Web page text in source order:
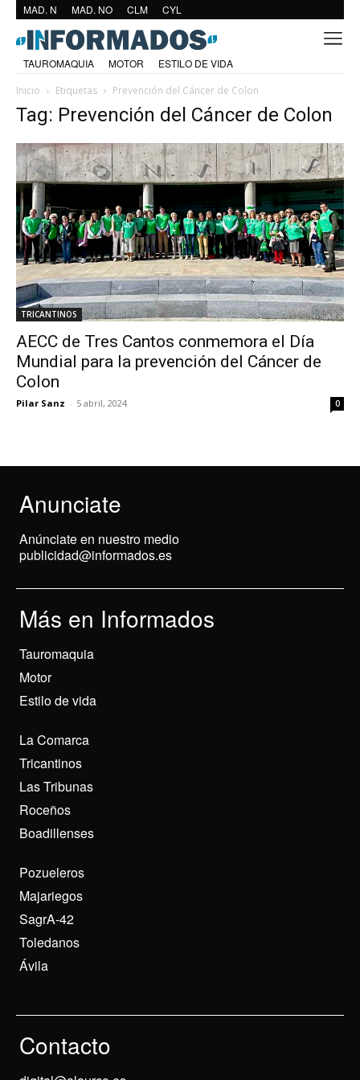
MAD. N MAD. NO CLM CYL
TAUROMAQUIA MOTOR
ESTILO DE VIDA
Inicio
Etiquetas Prevención del Cáncer de Colon
Tag: Prevención del Cáncer de Colon
TRICANTINOS
AECC de Tres Cantos conmemora el Día
Mundial para la prevención del Cáncer de
Colon
Pilar Sanz - 5 abril, 2024 0
Anunciate
Anúnciate en nuestro medio
publicidad@informados.es
Más en Informados
Tauromaquia
Motor
Estilo de vida
La Comarca
Tricantinos
Las Tribunas
Roceños
Boadillenses
Pozueleros
Majariegos
SagrA-42
Toledanos
Ávila
Contacto